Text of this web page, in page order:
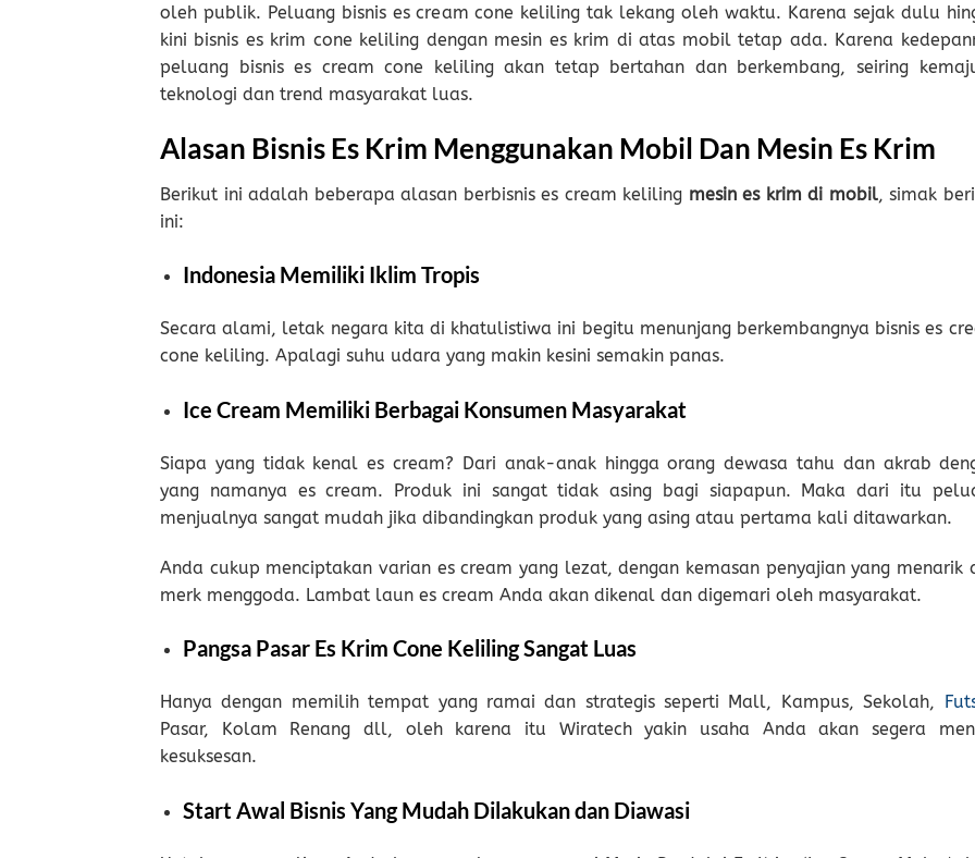
oleh publik. Peluang bisnis es cream cone keliling tak lekang oleh waktu. Karena sejak dulu
kini bisnis es krim cone keliling dengan mesin es krim di atas mobil tetap ada. Karena
peluang bisnis es cream cone keliling akan tetap bertahan dan berkembang, seiring
teknologi dan trend masyarakat luas.
Alasan Bisnis Es Krim Menggunakan Mobil Dan Mesin Es Krim
Berikut ini adalah beberapa alasan berbisnis es cream keliling mesin es krim di mobil, simak
ini:
Indonesia Memiliki Iklim Tropis
Secara alami, letak negara kita di khatulistiwa ini begitu menunjang berkembangnya bisnis es
cone keliling. Apalagi suhu udara yang makin kesini semakin panas.
Ice Cream Memiliki Berbagai Konsumen Masyarakat
Siapa yang tidak kenal es cream? Dari anak-anak hingga orang dewasa tahu dan akrab
yang namanya es cream. Produk ini sangat tidak asing bagi siapapun. Maka dari itu
menjualnya sangat mudah jika dibandingkan produk yang asing atau pertama kali ditawarkan.
Anda cukup menciptakan varian es cream yang lezat, dengan kemasan penyajian yang menarik
merk menggoda. Lambat laun es cream Anda akan dikenal dan digemari oleh masyarakat.
Pangsa Pasar Es Krim Cone Keliling Sangat Luas
Hanya dengan memilih tempat yang ramai dan strategis seperti Mall, Kampus, Sekolah,
Pasar, Kolam Renang dll, oleh karena itu Wiratech yakin usaha Anda akan segera
kesuksesan.
Start Awal Bisnis Yang Mudah Dilakukan dan Diawasi